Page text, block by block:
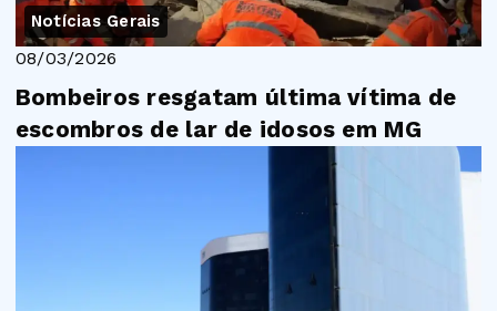
Notícias Gerais
08/03/2026
Bombeiros resgatam última vítima de
escombros de lar de idosos em MG